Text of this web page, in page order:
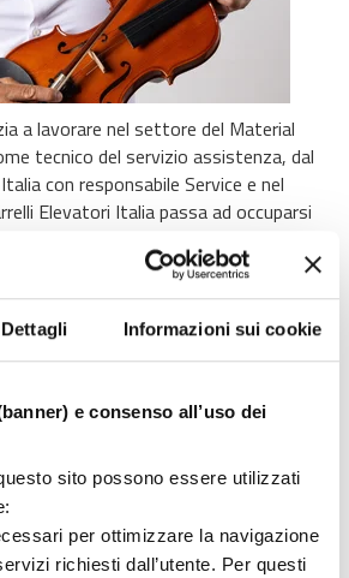
Dettagli Informazioni sui cookie
e consenso all’uso dei
sito possono essere utilizzati
per ottimizzare la navigazione
richiesti dall’utente. Per questi
a lavorare nel settore del Material
tecnico del servizio assistenza, dal
con responsabile Service e nel
Elevatori Italia passa ad occuparsi
di Toyota Material Handling
svolge una serie di attività a
meno evidente ma non meno
di collaborare con gli uffici R&D
prodotti, portando la voce e le
in rapida evoluzione negli